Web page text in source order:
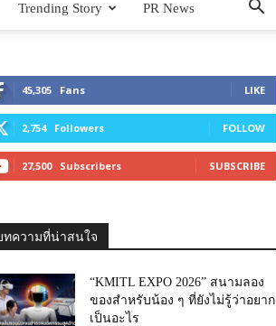
Trending Story PR News
45,305 Fans LIKE
2,754 Followers FOLLOW
27,500 Subscribers SUBSCRIBE
ทความที่น่าสนใจ
“KMITL EXPO 2026” สนามลอง
ของสำหรับน้อง ๆ ที่ยังไม่รู้ว่าอยาก
เป็นอะไร